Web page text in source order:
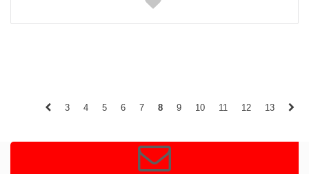
3 4 5 6 7 8 9 10 11 12 13